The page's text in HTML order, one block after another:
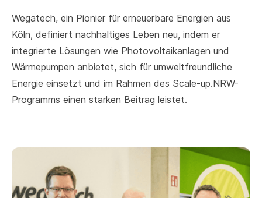
Wegatech, ein Pionier für erneuerbare Energien aus
Köln, definiert nachhaltiges Leben neu, indem er
integrierte Lösungen wie Photovoltaikanlagen und
Wärmepumpen anbietet, sich für umweltfreundliche
Energie einsetzt und im Rahmen des Scale-up.NRW-
Programms einen starken Beitrag leistet.